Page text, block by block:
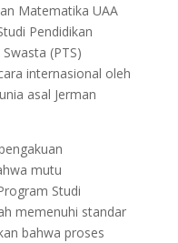
Matematika UAA
Pendidikan
(PTS)
internasional oleh
asal Jerman
mutu
Studi
memenuhi standar
bahwa proses